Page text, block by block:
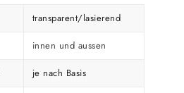
transparent/lasierend
innen und aussen
je nach Basis